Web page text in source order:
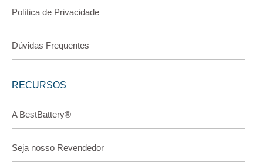
Política de Privacidade
Dúvidas Frequentes
RECURSOS
A BestBattery®
Seja nosso Revendedor